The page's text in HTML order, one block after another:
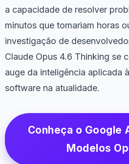
a capacidade de resolver
minutos que tomariam horas
investigação de
Claude Opus 4.6 Thinking se
auge da inteligência aplicada
software na atualidade.
Conheça o Google
Modelos